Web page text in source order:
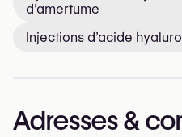
d’amertume
Injections d’acide
Adresses &